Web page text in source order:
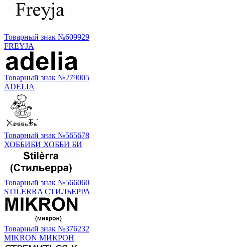
Товарный знак №609929
FREYJA
Товарный знак №279005
ADELIA
Товарный знак №565678
ХОББИБИ ХОББИ БИ
Товарный знак №566060
STILERRA СТИЛЬЕРРА
Товарный знак №376232
MIKRON МИКРОН